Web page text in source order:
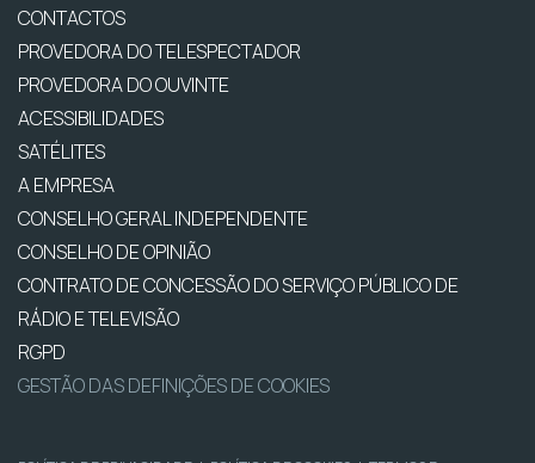
CONTACTOS
PROVEDORA DO TELESPECTADOR
PROVEDORA DO OUVINTE
ACESSIBILIDADES
SATÉLITES
A EMPRESA
CONSELHO GERAL INDEPENDENTE
CONSELHO DE OPINIÃO
CONTRATO DE CONCESSÃO DO SERVIÇO PÚBLICO DE
RÁDIO E TELEVISÃO
RGPD
GESTÃO DAS DEFINIÇÕES DE COOKIES